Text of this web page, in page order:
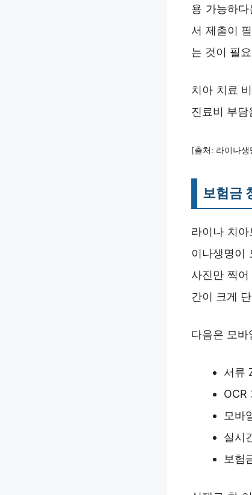
용 가능하
서 제출이
는 것이 필
치아 치료
진료비 부
[출처: 라이나
보험금
라이나 치
이나생명이
사진만 찍
간이 크게
다음은 모
서류
OCR
모바
실시
보험